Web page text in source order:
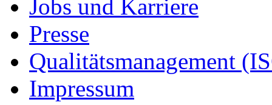
Jobs und Karriere
Presse
Qualitätsmanagement
Impressum